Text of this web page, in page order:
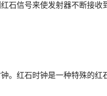
石信号来使发射器不断接收
。红石时钟是一种特殊的